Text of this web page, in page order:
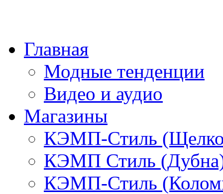
Главная
Модные тенденции
Видео и аудио
Магазины
КЭМП-Стиль
КЭМП Стиль
КЭМП-Стиль